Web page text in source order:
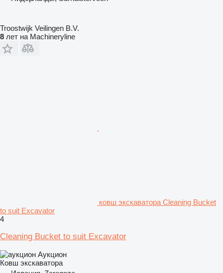
Troostwijk Veilingen B.V.
8 лет на Machineryline
ковш экскаватора Cleaning Bucket
to suit Excavator
4
Cleaning Bucket to suit Excavator
Аукцион
Ковш экскаватора